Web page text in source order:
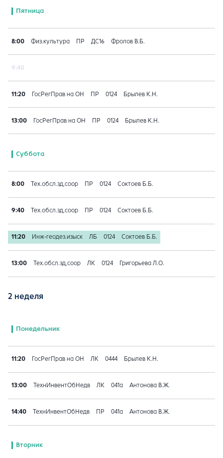
Пятница
8:00 Физ.культура ПР ДС16 Фролов В.Б.
9:40
11:20 ГосРегПрав на ОН ПР 0124 Брылев К.Н.
13:00 ГосРегПрав на ОН ПР 0124 Брылев К.Н.
Суббота
8:00 Тех.обсл.зд,соор ПР 0124 Соктоев Б.Б.
9:40 Тех.обсл.зд,соор ПР 0124 Соктоев Б.Б.
11:20 Инж-геодез.изыск ЛБ 0124 Соктоев Б.Б.
13:00 Тех.обсл.зд,соор ЛК 0124 Григорьева Л.О.
2 неделя
Понедельник
11:20 ГосРегПрав на ОН ЛК 0444 Брылев К.Н.
13:00 ТехнИнвентОбНедв ЛК 041a Антонова В.Ж.
14:40 ТехнИнвентОбНедв ПР 041a Антонова В.Ж.
Вторник